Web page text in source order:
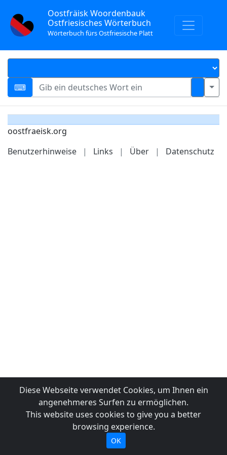
Oostfräisk Woordenbauk
Ostfriesisches Wörterbuch
Wörterbuch fürs Ostfriesische Platt
oostfraeisk.org
Benutzerhinweise
| Links | Über | Datenschutz
Diese Webseite verwendet Cookies, um Ihnen ein
angenehmeres Surfen zu ermöglichen.
This website uses cookies to give you a better
browsing experience.
OK